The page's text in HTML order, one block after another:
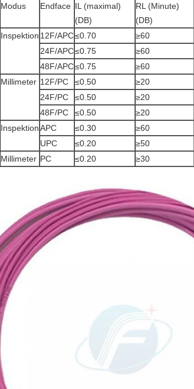
Modus Endface IL (maximal)
(DB)
RL (Minute)
(DB)
Inspektion 12F/APC≤0.70 ≥60
24F/APC≤0.75 ≥60
48F/APC≤0.75
≥60
Millimeter 12F/PC ≤0.50 ≥20
24F/PC
≤0.50 ≥20
48F/PC
≤0.50
≥20
InspektionAPC ≤0.30 ≥60
UPC
≤0.20 ≥50
Millimeter PC ≤0.20 ≥30